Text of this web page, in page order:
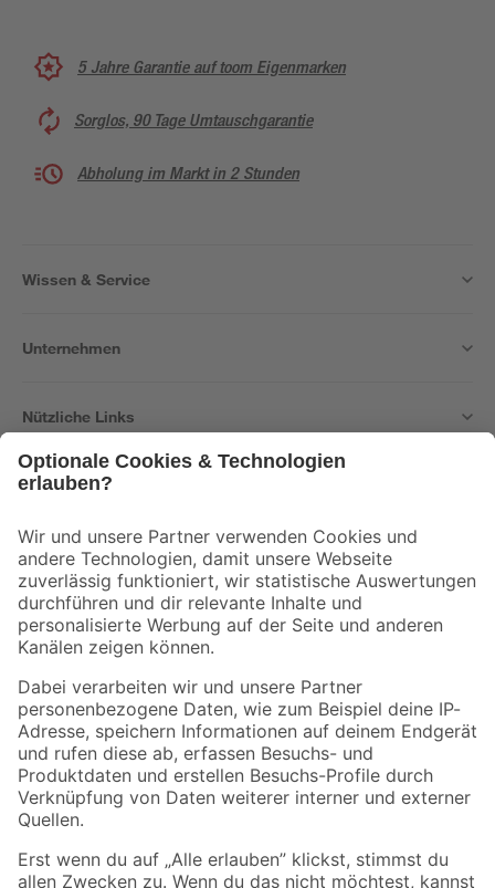
5 Jahre Garantie auf toom Eigenmarken
Sorglos, 90 Tage Umtauschgarantie
Abholung im Markt in 2 Stunden
Wissen & Service
Unternehmen
Nützliche Links
Der toom Newsletter: Keine Angebote und Aktionen mehr verpassen!
Zur Newsletter Anmeldung
Folge uns
Zahlungsarten Versandarten
Sicher einkaufen